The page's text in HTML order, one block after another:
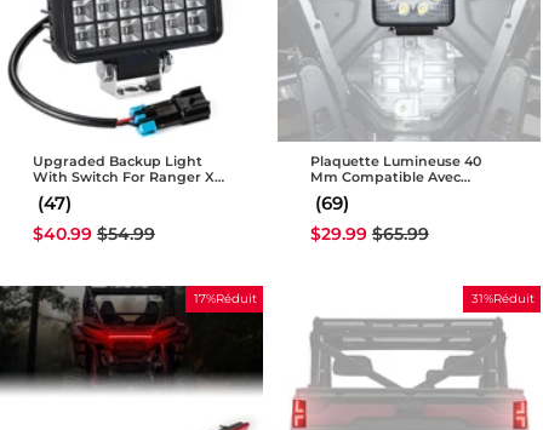
Upgraded Backup Light
With Switch For Ranger XP
1000/Crew 2018-2024
(47)
$40.99Prix
Prix
$54.99
Plaquette Lumineuse 40
Mm Compatible Avec
Polaris Ranger 1000 XP 2018-
2020
(69)
$29.99Prix
Prix
$65.99
17%Réduit 31%Réduit